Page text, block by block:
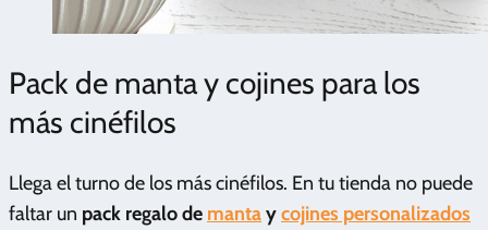
Pack de manta y cojines para los
más cinéfilos
Llega el turno de los más cinéfilos. En tu tienda no puede
faltar un pack regalo de mantaycojines personalizados